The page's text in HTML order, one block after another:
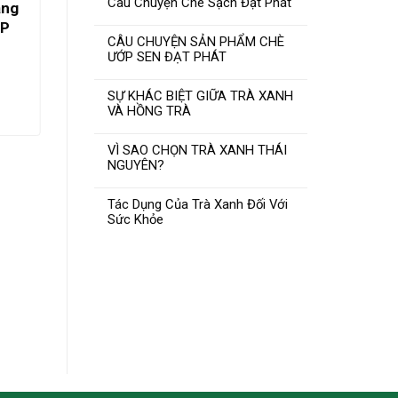
CÂU CHUYỆN SẢN PHẨM CHÈ
ƯỚP SEN ĐẠT PHÁT
SỰ KHÁC BIỆT GIỮA TRÀ XANH
VÀ HỒNG TRÀ
VÌ SAO CHỌN TRÀ XANH THÁI
NGUYÊN?
Tác Dụng Của Trà Xanh Đối Với
Sức Khỏe
TRÀ MÓC CÂU ĐẠT PHÁT
thượng hạng 400gam ĐẠT